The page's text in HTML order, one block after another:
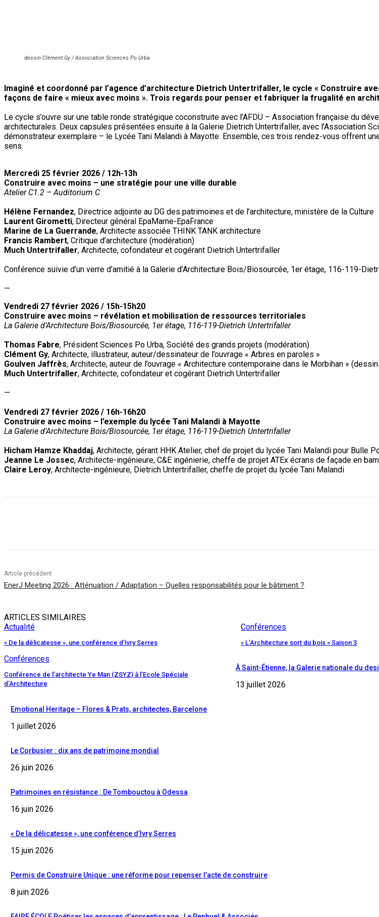
dessin Clément Gy / Association Sciences Po Urba
Imaginé et coordonné par l’agence d’architecture Dietrich Untertrifaller, le cycle « Construire
façons de faire « mieux avec moins ». Trois regards pour penser et fabriquer la frugalité en
Le cycle s’ouvre sur une table ronde stratégique coconstruite avec l’AFDU – Association française du
architecturales. Deux capsules présentées ensuite à la Galerie Dietrich Untertrifaller, avec l’Association
démonstrateur exemplaire – le Lycée Tani Malandi à Mayotte. Ensemble, ces trois rendez-vous offrent
sens.
Mercredi 25 février 2026 / 12h-13h
Construire avec moins – une stratégie pour une ville durable
Atelier C1.2 – Auditorium C
Hélène Fernandez, Directrice adjointe au DG des patrimoines et de l’architecture, ministère de la Culture
Laurent Girometti, Directeur général EpaMarne-EpaFrance
Marine de La Guerrande, Architecte associée THINK TANK architecture
Francis Rambert, Critique d’architecture (modération)
Much Untertrifaller, Architecte, cofondateur et cogérant Dietrich Untertrifaller
Conférence suivie d’un verre d’amitié à la Galerie d’Architecture Bois/Biosourcée, 1er étage, 116-119-
—
Vendredi 27 février 2026 / 15h-15h20
Construire avec moins – révélation et mobilisation de ressources territoriales
La Galerie d’Architecture Bois/Biosourcée, 1er étage, 116-119-Dietrich Untertrifaller
Thomas Fabre, Président Sciences Po Urba, Société des grands projets (modération)
Clément Gy, Architecte, illustrateur, auteur/dessinateur de l’ouvrage « Arbres en paroles »
Goulven Jaffrès, Architecte, auteur de l’ouvrage « Architecture contemporaine dans le Morbihan »
Much Untertrifaller, Architecte, cofondateur et cogérant Dietrich Untertrifaller
—
Vendredi 27 février 2026 / 16h-16h20
Construire avec moins – l’exemple du lycée Tani Malandi à Mayotte
La Galerie d’Architecture Bois/Biosourcée, 1er étage, 116-119-Dietrich Untertrifaller
Hicham Hamze Khaddaj, Architecte, gérant HHK Atelier, chef de projet du lycée Tani Malandi pour Bulle
Jeanne Le Jossec, Architecte-ingénieure, C&E ingénierie, cheffe de projet ATEx écrans de façade en
Claire Leroy, Architecte-ingénieure, Dietrich Untertrifaller, cheffe de projet du lycée Tani Malandi
Article précédent
EnerJ Meeting 2026 : Atténuation / Adaptation – Quelles responsabilités pour le bâtiment ?
ARTICLES SIMILAIRES
Actualité
« De la délicatesse », une conférence d’Ivry Serres
Conférences
« L’Architecture sort du bois » Saison 3
Conférences
Conférence de l’architecte Ye Man (ZSYZ) à l’Ecole Spéciale
d’Architecture
À Saint-Étienne, la Galerie nationale du
13 juillet 2026
Emotional Heritage – Flores & Prats, architectes, Barcelone
1 juillet 2026
Le Corbusier : dix ans de patrimoine mondial
26 juin 2026
Patrimoines en résistance : De Tombouctou à Odessa
16 juin 2026
« De la délicatesse », une conférence d’Ivry Serres
15 juin 2026
Permis de Construire Unique : une réforme pour repenser l’acte de construire
8 juin 2026